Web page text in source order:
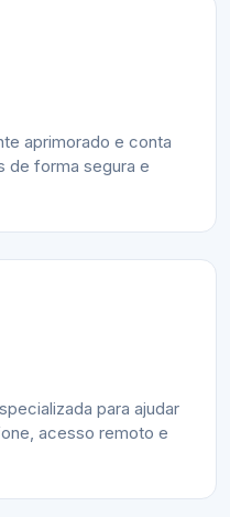
aprimorado e conta
de forma segura e
para ajudar
acesso remoto e